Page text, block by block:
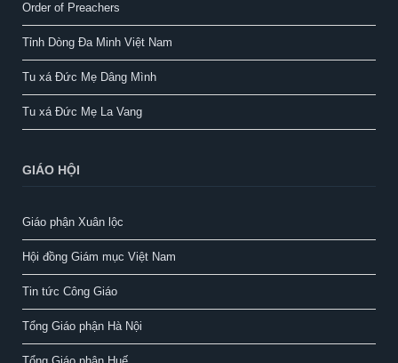
Order of Preachers
Tỉnh Dòng Đa Minh Việt Nam
Tu xá Đức Mẹ Dâng Mình
Tu xá Đức Mẹ La Vang
GIÁO HỘI
Giáo phận Xuân lộc
Hội đồng Giám mục Việt Nam
Tin tức Công Giáo
Tổng Giáo phận Hà Nội